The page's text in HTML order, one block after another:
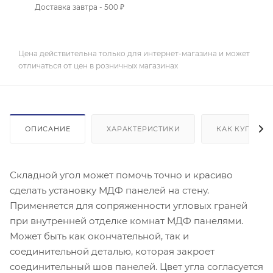
Доставка завтра - 500 ₽
Цена действительна только для интернет-магазина и может
отличаться от цен в розничных магазинах
ОПИСАНИЕ ХАРАКТЕРИСТИКИ КАК КУПИТЬ
Складной угол может помочь точно и красиво
сделать установку МДФ панелей на стену.
Применяется для сопряженности угловых граней
при внутренней отделке комнат МДФ панелями.
Может быть как окончательной, так и
соединительной деталью, которая закроет
соединительный шов панелей. Цвет угла согласуется